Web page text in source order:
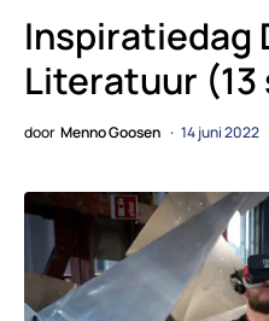
Inspiratiedag
Literatuur
door Menno Goosen 14 juni 2022